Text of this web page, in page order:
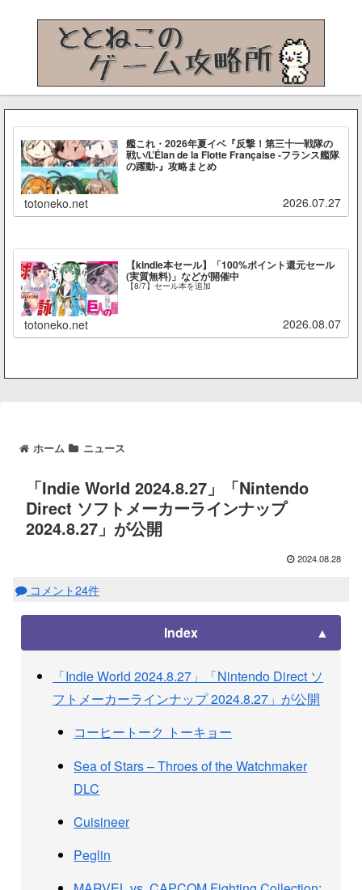
艦これ・2026年夏イベ『反撃！第三十一戦隊の
戦い/L’Élan de la Flotte Française -フランス艦隊
の躍動-』攻略まとめ
totoneko.net 2026.07.27
【kindle本セール】「100%ポイント還元セール
(実質無料)」などが開催中
【8/7】セール本を追加
totoneko.net 2026.08.07
ホーム ニュース
「Indie World 2024.8.27」「Nintendo
Direct ソフトメーカーラインナップ
2024.8.27」が公開
2024.08.28
コメント24件
Index
「Indie World 2024.8.27」「Nintendo Direct ソ
フトメーカーラインナップ 2024.8.27」が公開
コーヒートーク トーキョー
Sea of Stars – Throes of the Watchmaker
DLC
Cuisineer
Peglin